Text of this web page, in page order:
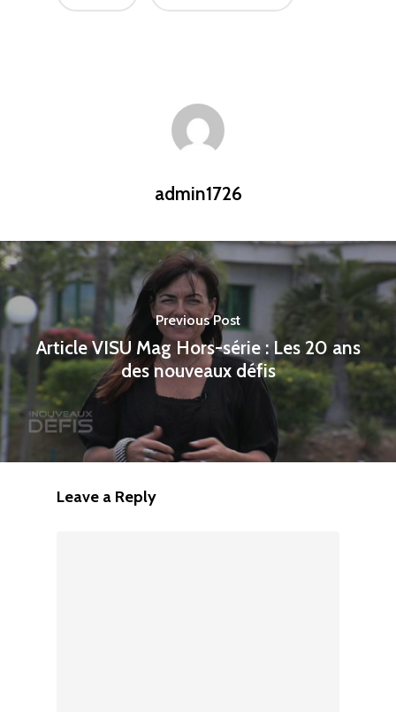
admin1726
Previous Post
Article VISU Mag Hors-série : Les 20 ans
des nouveaux défis
Leave a Reply